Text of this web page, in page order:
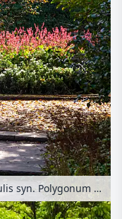
Kerzenknöterich (Bistorta amplexicaulis syn. Polygonum amplexicaule)